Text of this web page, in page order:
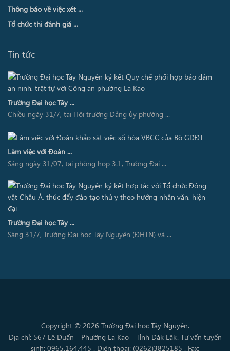
Thông báo về việc xét ...
Tổ chức thi đánh giá ...
Tin tức
Trường Đại học Tây ...
Chiều ngày 31/7, tại Hội trường Đảng ủy phường ...
Làm việc với Đoàn ...
Sáng ngày 31/07, tại phòng họp 3.1, Trường Đại ...
Trường Đại học Tây ...
Sáng 31/7, Trường Đại học Tây Nguyên (ĐHTN) và ...
Copyright © 2026 Trường Đại học Tây Nguyên.
Địa chỉ: 567 Lê Duẩn - Phường Ea Kao - Tỉnh Đăk Lăk. Tư vấn tuyển
sinh: 0965.164.445 . Điện thoại: (0262)3825185 . Fax: